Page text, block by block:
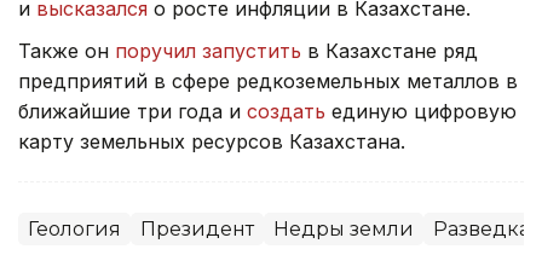
и высказался о росте инфляции в Казахстане.
Также он поручил запустить в Казахстане ряд
предприятий в сфере редкоземельных металлов в
ближайшие три года и создать единую цифровую
карту земельных ресурсов Казахстана.
Геология Президент Недры земли Разведка